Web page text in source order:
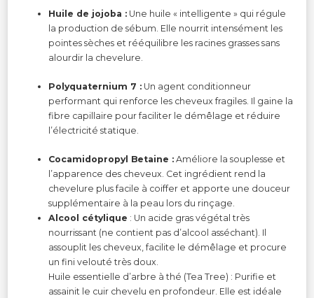
Huile de jojoba : Une huile « intelligente » qui régule
la production de sébum. Elle nourrit intensément les
pointes sèches et rééquilibre les racines grasses sans
alourdir la chevelure.
Polyquaternium 7 : Un agent conditionneur
performant qui renforce les cheveux fragiles. Il gaine la
fibre capillaire pour faciliter le démêlage et réduire
l’électricité statique.
Cocamidopropyl Betaine : Améliore la souplesse et
l’apparence des cheveux. Cet ingrédient rend la
chevelure plus facile à coiffer et apporte une douceur
supplémentaire à la peau lors du rinçage.
Alcool cétylique : Un acide gras végétal très
nourrissant (ne contient pas d’alcool asséchant). Il
assouplit les cheveux, facilite le démêlage et procure
un fini velouté très doux.
Huile essentielle d’arbre à thé (Tea Tree) : Purifie et
assainit le cuir chevelu en profondeur. Elle est idéale